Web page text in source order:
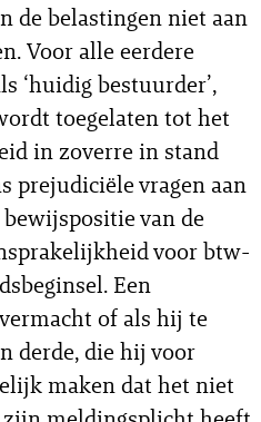
de belastingen niet aan
Voor alle eerdere
‘huidig bestuurder’,
toegelaten tot het
in zoverre in stand
prejudiciële vragen aan
van de
voor btw-
Een
of als hij te
derde, die hij voor
maken dat het niet